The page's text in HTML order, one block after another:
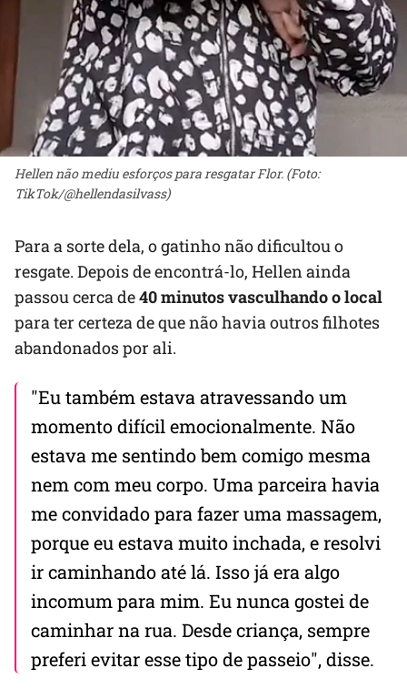
Hellen não mediu esforços para resgatar Flor. (Foto:
TikTok/@hellendasilvass)
Para a sorte dela, o gatinho não dificultou o
resgate. Depois de encontrá-lo, Hellen ainda
passou cerca de40 minutos vasculhando o local
para ter certeza de que não havia outros filhotes
abandonados por ali.
"Eu também estava atravessando um
momento difícil emocionalmente. Não
estava me sentindo bem comigo mesma
nem com meu corpo. Uma parceira havia
me convidado para fazer uma massagem,
porque eu estava muito inchada, e resolvi
ir caminhando até lá. Isso já era algo
incomum para mim. Eu nunca gostei de
caminhar na rua. Desde criança, sempre
preferi evitar esse tipo de passeio", disse.